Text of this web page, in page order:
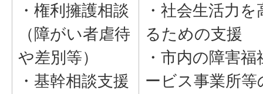
・権利擁護相談
（障がい者虐待
や差別等）
・基幹相談支援
・社会生活力を
るための支援
・市内の障害福
ービス事業所等